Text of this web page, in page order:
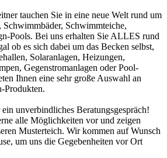
tauchen Sie in eine neue Welt rund um
Schwimmteiche,
Pools. Bei uns erhalten Sie ALLES rund
ob es sich dabei um das Becken selbst,
Solaranlagen, Heizungen,
Gegenstromanlagen oder Pool-
Ihnen eine sehr große Auswahl an
Produkten.
unverbindliches Beratungsgespräch!
alle Möglichkeiten vor und zeigen
Musterteich. Wir kommen auf Wunsch
um uns die Gegebenheiten vor Ort